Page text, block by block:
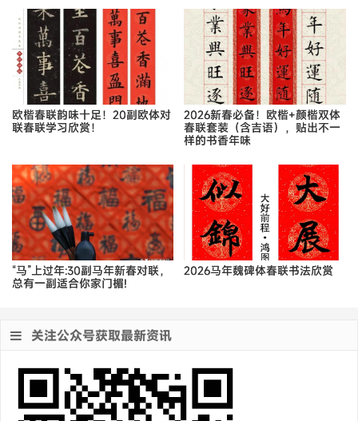
欧楷春联韵味十足！20副欧体对
联春联学习欣赏！
2026新春必备！欧楷+颜楷双体
春联套装（含吉语），贴出不一
样的书香年味
“马”上过年:30副马年新春对联，
总有一副适合你家门楣!
2026马年魏碑体春联书法欣赏
关注公众号获取最新资讯